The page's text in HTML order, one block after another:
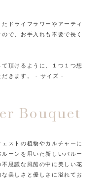
ドライフラワーやアーティ
で、 お手入れも不要で長く
頂けるように、１つ１つ想
きます。
- サイズ -
Bouquet
ストの植物やカルチャーに
ルーンを用いた新しいバルー
不思議な風船の中に美しい花
美しさと優しさに溢れてお